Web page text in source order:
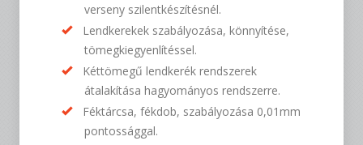
verseny szilentkészítésnél.
Lendkerekek szabályozása, könnyítése,
tömegkiegyenlítéssel.
Kéttömegű lendkerék rendszerek
átalakítása hagyományos rendszerre.
Féktárcsa, fékdob, szabályozása 0,01mm
pontossággal.